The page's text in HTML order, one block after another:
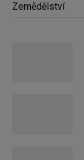
Zemědělství